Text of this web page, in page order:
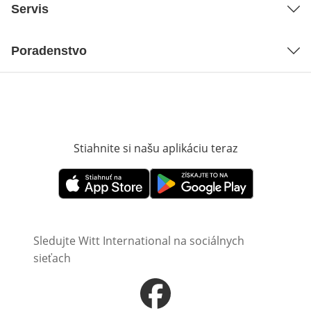
Servis
Poradenstvo
Stiahnite si našu aplikáciu teraz
Otvorí sa vnovom okneOtvorí sa vnovom okne
Sledujte Witt International na sociálnych
sieťach
Otvorí sa vnovom okne